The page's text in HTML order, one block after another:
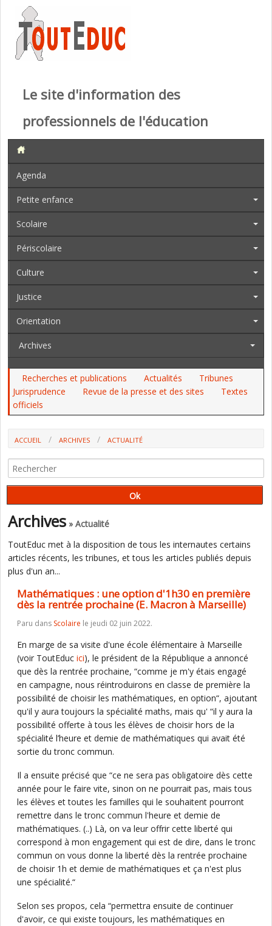
Le site d'information des
professionnels de l'éducation
Agenda
Petite enfance
Scolaire
Périscolaire
Culture
Justice
Orientation
Archives
Recherches et publications Actualités
Tribunes
Jurisprudence
Revue de la presse et des sites
Textes
officiels
ACCUEIL ARCHIVES
ACTUALITÉ
PROCHAINE (E. MACRON À MARSEILLE)
Archives » Actualité
ToutEduc met à la disposition de tous les internautes certains
articles récents, les tribunes, et tous les articles publiés depuis
plus d'un an...
Mathématiques : une option d'1h30 en première
dès la rentrée prochaine (E. Macron à Marseille)
Paru dans Scolaire le jeudi 02 juin 2022.
En marge de sa visite d'une école élémentaire à Marseille
(voir ToutEduc ici), le président de la République a annoncé
que dès la rentrée prochaine, “comme je m'y étais engagé
en campagne, nous réintroduirons en classe de première la
possibilité de choisir les mathématiques, en option“, ajoutant
qu'il y aura toujours la spécialité maths, mais qu' “il y aura la
possibilité offerte à tous les élèves de choisir hors de la
spécialité l’heure et demie de mathématiques qui avait été
sortie du tronc commun.
Il a ensuite précisé que “ce ne sera pas obligatoire dès cette
année pour le faire vite, sinon on ne pourrait pas, mais tous
les élèves et toutes les familles qui le souhaitent pourront
remettre dans le tronc commun l'heure et demie de
mathématiques. (..) Là, on va leur offrir cette liberté qui
correspond à mon engagement qui est de dire, dans le tronc
commun on vous donne la liberté dès la rentrée prochaine
de choisir 1h et demie de mathématiques et ça n'est plus
une spécialité.“
Selon ses propos, cela “permettra ensuite de continuer
d'avoir, ce qui existe toujours, les mathématiques en